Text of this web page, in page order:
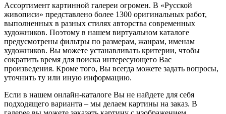
Ассортимент картинной галереи огромен. В «Русской
живописи» представлено более 1300 оригинальных работ,
выполненных в разных стилях авторства современных
художников. Поэтому в нашем виртуальном каталоге
предусмотрены фильтры по размерам, жанрам, именам
художников. Вы можете устанавливать критерии, чтобы
сократить время для поиска интересующего Вас
произведения. Кроме того, Вы всегда можете задать вопросы,
уточнить ту или иную информацию.
Если в нашем онлайн-каталоге Вы не найдете для себя
подходящего варианта – мы делаем картины на заказ. В